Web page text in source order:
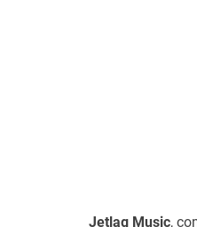
Jetlag Music,